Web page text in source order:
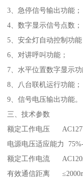
3、急停信号输出功能；
4、数字显示信号点数；
5、安全灯自动控制功能
6、对讲呼叫功能；
7、水平位置数字显示功
8、八台联机运行功能；
9、信号电压输出功能。
三、技术参数
额定工作电压
电源电压适应能力
额定工作电流
有效通信距离